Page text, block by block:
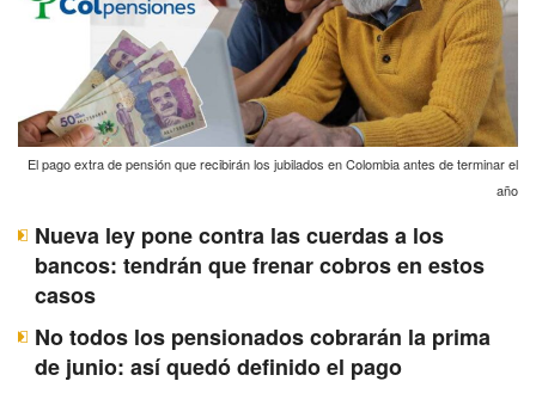
El pago extra de pensión que recibirán los jubilados en Colombia antes de terminar el
año
Nueva ley pone contra las cuerdas a los
bancos: tendrán que frenar cobros en estos
casos
No todos los pensionados cobrarán la prima
de junio: así quedó definido el pago